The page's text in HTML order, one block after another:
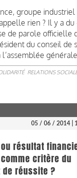
groupe
rien ? Il y a du
de parole officielle
du conseil de
RELATIONS
05 / 06 / 2014 |
ou résultat
critère du
de réussite ?